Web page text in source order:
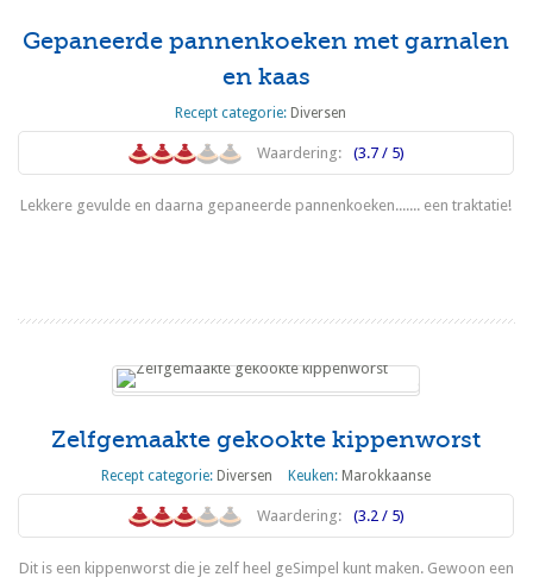
Gepaneerde pannenkoeken met garnalen
en kaas
Recept categorie: Diversen
Waardering: (3.7 / 5)
Lekkere gevulde en daarna gepaneerde pannenkoeken....... een traktatie!
Zelfgemaakte gekookte kippenworst
Recept categorie: Diversen Keuken: Marokkaanse
Waardering: (3.2 / 5)
Dit is een kippenworst die je zelf heel geSimpel kunt maken. Gewoon een